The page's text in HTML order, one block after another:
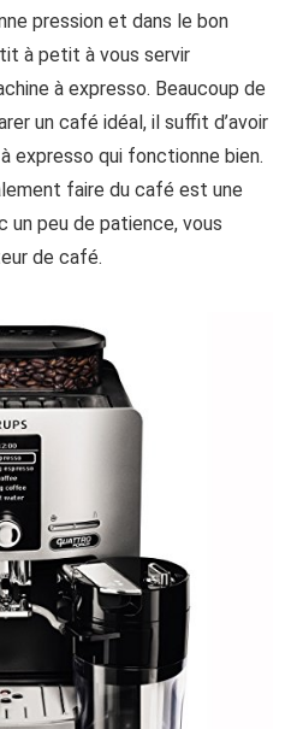
pression et dans le bon
à petit à vous servir
à expresso. Beaucoup de
un café idéal, il suffit d’avoir
expresso qui fonctionne bien.
faire du café est une
un peu de patience, vous
de café.